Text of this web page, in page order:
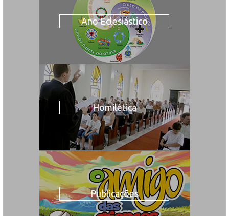
Ano Eclesiástico
Homilética
Publicações